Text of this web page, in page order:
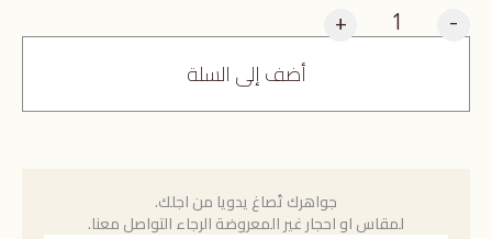
-
+
أضف إلى السلة
جواهرك تُصاغ يدويا من اجلك.
لمقاس او احجار غير المعروضة الرجاء التواصل معنا.